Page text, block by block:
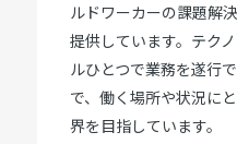
ルドワーカーの課題解
提供しています。テク
ルひとつで業務を遂行
で、働く場所や状況に
界を目指しています。